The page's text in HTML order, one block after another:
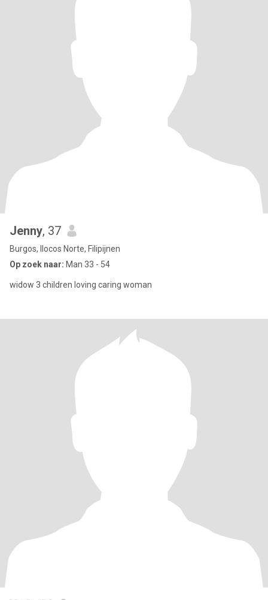
Jenny, 37
Burgos, Ilocos Norte, Filipijnen
Op zoek naar: Man 33 - 54
widow 3 children loving caring woman